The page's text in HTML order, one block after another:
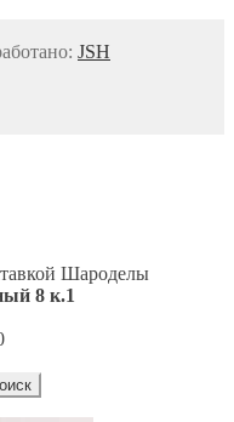
JSH
Шароделы
8 к.1